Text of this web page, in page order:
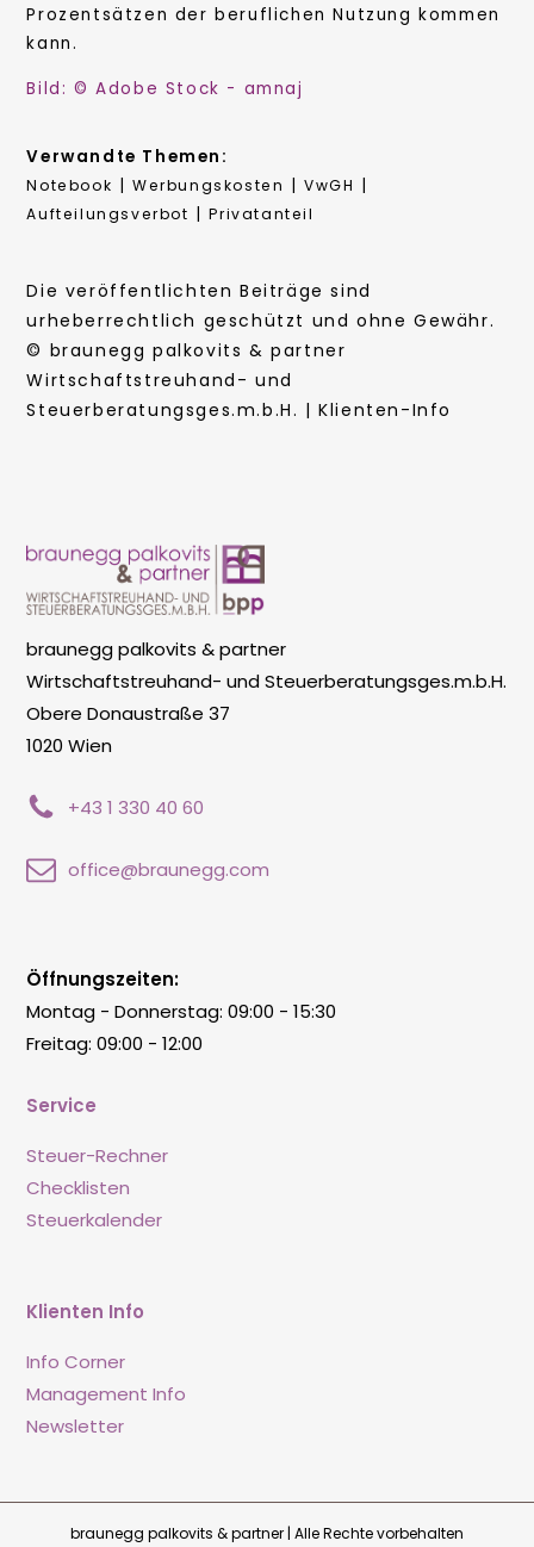
Prozentsätzen der beruflichen Nutzung kommen
kann.
Bild: © Adobe Stock - amnaj
Verwandte Themen:
Notebook |Werbungskosten |VwGH
Aufteilungsverbot |Privatanteil
Die veröffentlichten Beiträge sind
urheberrechtlich geschützt und ohne Gewähr.
© braunegg palkovits & partner
Wirtschaftstreuhand- und
Steuerberatungsges.m.b.H. | Klienten-Info
braunegg palkovits & partner
Wirtschaftstreuhand- und Steuerberatungsges.m.b.H.
Obere Donaustraße 37
1020 Wien
+43 1 330 40 60
office@braunegg.com
Service
Steuer-Rechner
Checklisten
Steuerkalender
Klienten Info
Info Corner
Management Info
Newsletter
Öffnungszeiten:
Montag - Donnerstag: 09:00 - 15:30
Freitag: 09:00 - 12:00
braunegg palkovits & partner | Alle Rechte vorbehalten